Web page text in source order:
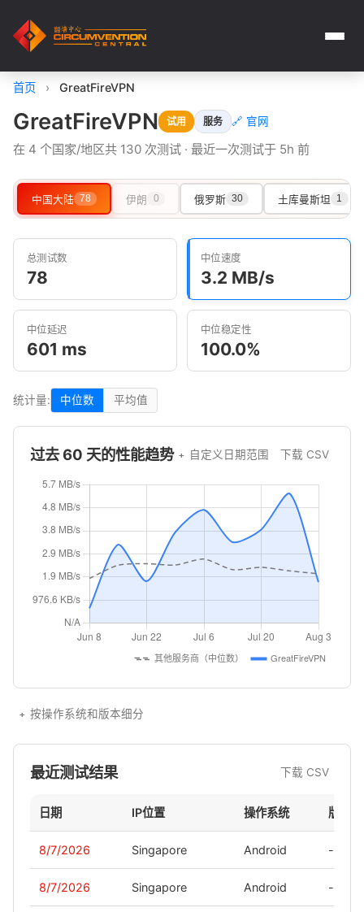
首页 › GreatFireVPN
GreatFireVPN 试用 服务 🔗 官网
在 4 个国家/地区共 130 次测试 · 最近一次测试于 5h 前
中国大陆 78 伊朗 0 俄罗斯 30 土库曼斯坦 1
总测试数
78
中位速度
3.2 MB/s
中位延迟
601 ms
中位稳定性
100.0%
统计量: 中位数 平均值
过去 60 天的性能趋势 自定义日期范围 下载 CSV
按操作系统和版本细分
最近测试结果 下载 CSV
日期 IP位置 操作系统 版本
8/7/2026 Singapore Android -
8/7/2026 Singapore Android -